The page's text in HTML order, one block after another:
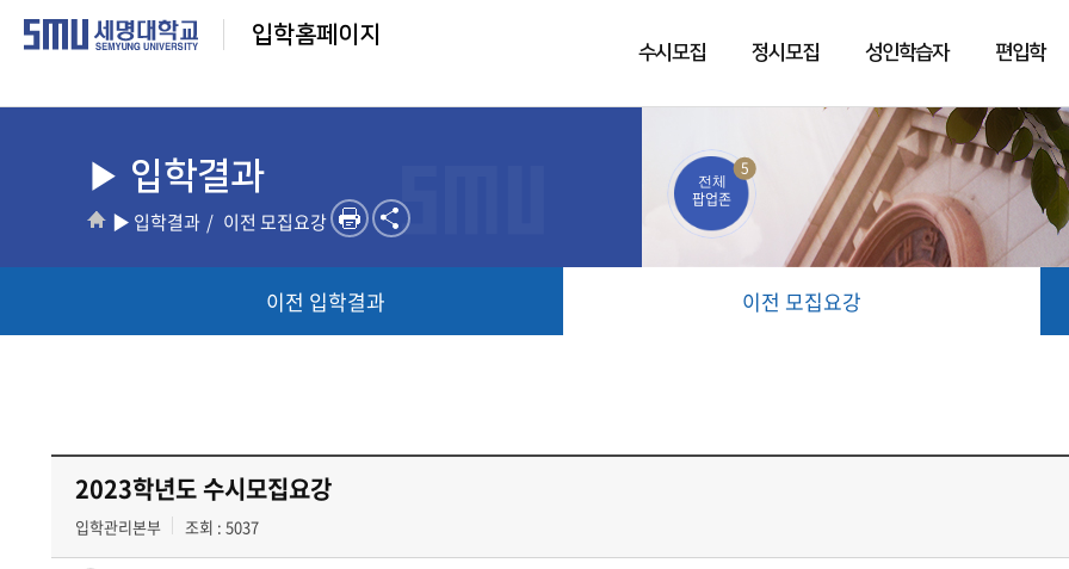
5
전체
팝업존
입학홈페이지
수시모집 정시모집 성인학습자 편입학
▶ 입학결과
▶ 입학결과 이전 모집요강
이전 입학결과 이전 모집요강
2023학년도 수시모집요강
입학관리본부 조회 : 5037